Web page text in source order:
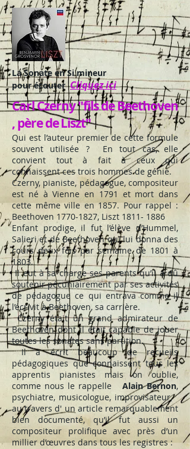
La Sonate en Si mineur
pour écouter Cliquez ici
Carl Czerny "fils de Beethoven
, père de Liszt"
Qui est l’auteur premier de cette formule
souvent utilisée ? En tout cas, elle
convient tout à fait à ceux qui
connaissent ces trois hommes de génie.
Czerny, pianiste, pédagogue, compositeur
est né à Vienne en 1791 et mort dans
cette même ville en 1857. Pour rappel :
Beethoven 1770-1827, Liszt 1811- 1886
Enfant prodige, il fut l’élève d’Hummel,
Salieri et de Beethoven qui lui donna des
cours deux fois par semaine de 1801 à
1803.
Il eut à sa charge ses parents qu’il a dû
soutenir pécuniairement par ses activités
de pédagogue ce qui entrava comme il
l’écrivit à Beethoven, sa carrière.
Czerny était un grand admirateur de
Beethoven dont il était capable de jouer
toutes les sonates sans partition.
Il a écrit beaucoup de recueils
pédagogiques que connaissent tous les
apprentis pianistes mais on oublie,
comme nous le rappelle Alain Bernon,
psychiatre, musicologue, improvisateur,
au travers d' un article remarquablement
bien documenté, qu’il fut aussi un
compositeur prolifique avec près d’un
millier d’œuvres dans tous les registres :